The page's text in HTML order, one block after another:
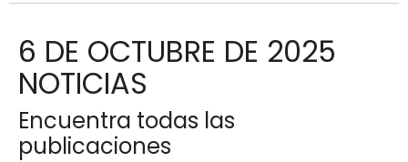
6 DE OCTUBRE DE 2025
NOTICIAS
Encuentra todas las
publicaciones